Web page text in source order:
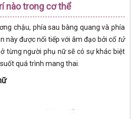
nào trong cơ thể
chậu, phía sau bàng quang và phía
này được nối tiếp với âm đạo bởi cổ tử
từng người phụ nữ sẽ có sự khác biệt
quá trình mang thai.